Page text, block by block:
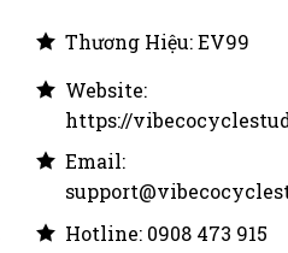
Thương Hiệu: EV99
Website:
https://
Email:
Hotline: 0908 473 915